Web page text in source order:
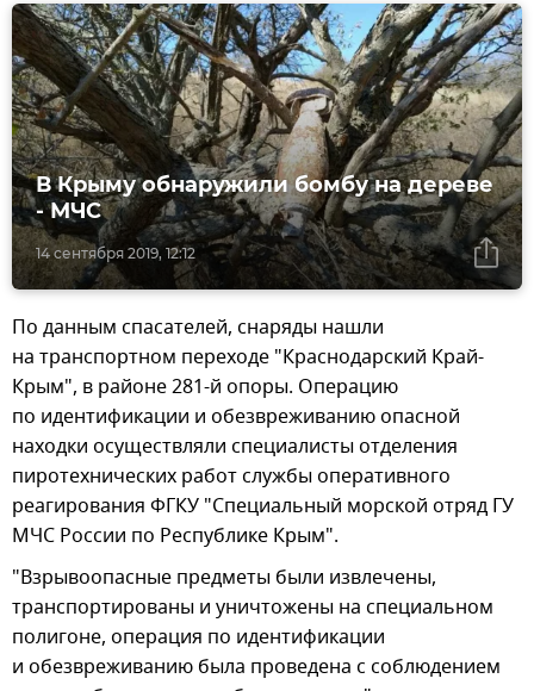
14 сентября 2019, 12:12
В Крыму обнаружили бомбу на дереве
- МЧС
По данным спасателей, снаряды нашли
на транспортном переходе "Краснодарский Край-
Крым", в районе 281-й опоры. Операцию
по идентификации и обезвреживанию опасной
находки осуществляли специалисты отделения
пиротехнических работ службы оперативного
реагирования ФГКУ "Специальный морской отряд ГУ
МЧС России по Республике Крым".
"Взрывоопасные предметы были извлечены,
транспортированы и уничтожены на специальном
полигоне, операция по идентификации
и обезвреживанию была проведена с соблюдением